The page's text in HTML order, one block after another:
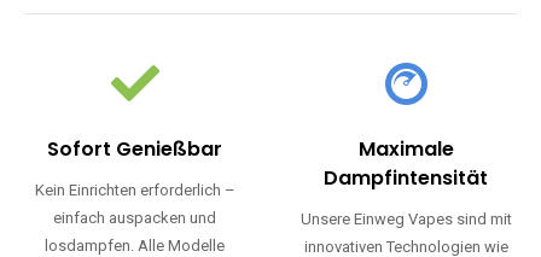
Sofort Genießbar
Kein Einrichten erforderlich –
einfach auspacken und
losdampfen. Alle Modelle
Maximale
Dampfintensität
Unsere Einweg Vapes sind mit
innovativen Technologien wie